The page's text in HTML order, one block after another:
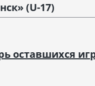
(U-17)
оставшихся